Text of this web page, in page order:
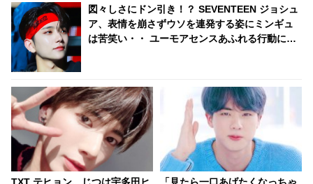
図々しさにドン引き！？ SEVENTEEN ジョシュ
ア、表情を崩さずウソを連発する姿にミンギュ
は苦笑い・・ ユーモアセンスあふれる行動にフ